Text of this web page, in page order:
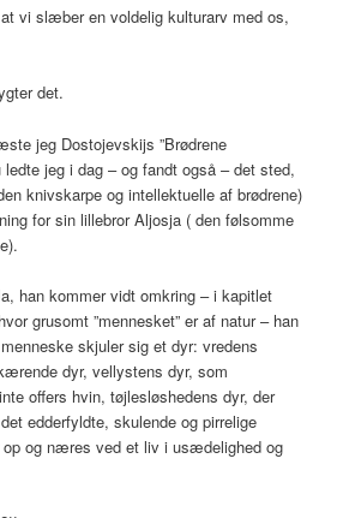
vi slæber en voldelig kulturarv med os,
det.
jeg Dostojevskijs ”Brødrene
ledte jeg i dag – og fandt også – det sted,
knivskarpe og intellektuelle af brødrene)
for sin lillebror Aljosja ( den følsomme
han kommer vidt omkring – i kapitlet
grusomt ”mennesket” er af natur – han
skjuler sig et dyr: vredens
dyr, vellystens dyr, som
offers hvin, tøjlesløshedens dyr, der
edderfyldte, skulende og pirrelige
op og næres ved et liv i usædelighed og